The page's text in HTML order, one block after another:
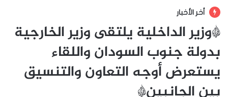
أخر الأخبار
*وزير الداخلية يلتقى وزير الخارجية
بدولة جنوب السودان واللقاء
يستعرض أوجه التعاون والتنسيق
بين الجانبين*